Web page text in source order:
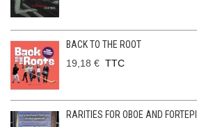
BACK TO THE ROOT
19,18 € TTC
RARITIES FOR OBOE AND